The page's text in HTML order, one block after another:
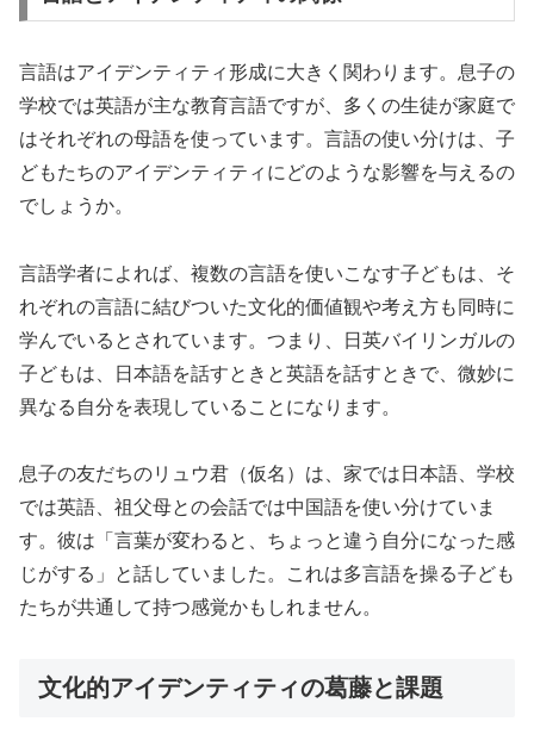
言語はアイデンティティ形成に大きく関わります。息子の
学校では英語が主な教育言語ですが、多くの生徒が家庭で
はそれぞれの母語を使っています。言語の使い分けは、子
どもたちのアイデンティティにどのような影響を与えるの
でしょうか。
言語学者によれば、複数の言語を使いこなす子どもは、そ
れぞれの言語に結びついた文化的価値観や考え方も同時に
学んでいるとされています。つまり、日英バイリンガルの
子どもは、日本語を話すときと英語を話すときで、微妙に
異なる自分を表現していることになります。
息子の友だちのリュウ君（仮名）は、家では日本語、学校
では英語、祖父母との会話では中国語を使い分けていま
す。彼は「言葉が変わると、ちょっと違う自分になった感
じがする」と話していました。これは多言語を操る子ども
たちが共通して持つ感覚かもしれません。
文化的アイデンティティの葛藤と課題